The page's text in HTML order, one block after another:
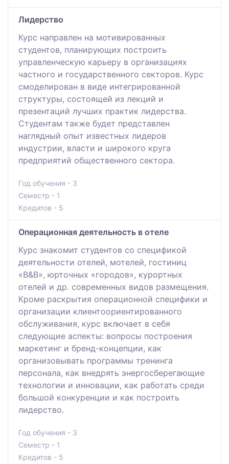
Лидерство
Курс направлен на мотивированных
студентов, планирующих построить
управленческую карьеру в организациях
частного и государственного секторов. Курс
смоделирован в виде интегрированной
структуры, состоящей из лекций и
презентаций лучших практик лидерства.
Студентам также будет представлен
наглядный опыт известных лидеров
индустрии, власти и широкого круга
предприятий общественного сектора.
Год обучения - 3
Семестр - 1
Кредитов - 5
Операционная деятельность в отеле
Курс знакомит студентов со спецификой
деятельности отелей, мотелей, гостиниц
«B&B», юрточных «городов», курортных
отелей и др. современных видов размещения.
Кроме раскрытия операционной специфики и
организации клиентоориентированного
обслуживания, курс включает в себя
следующие аспекты: вопросы построения
маркетинг и бренд-концепции, как
организовывать программы тренинга
персонала, как внедрять энергоcберегающие
технологии и инновации, как работать среди
большой конкуренции и как построить
лидерство.
Год обучения - 3
Семестр - 1
Кредитов - 5